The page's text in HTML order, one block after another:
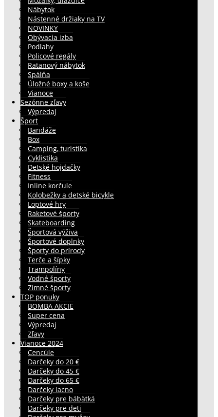
Nábytok
Nástenné držiaky na TV
NOVINKY
Obývacia izba
Podlahy
Policové regály
Ratanový nábytok
Spálňa
Úložné boxy a koše
Vianoce
Sezónne zľavy
Výpredaj
Šport
Bandáže
Box
Camping, turistika
Cyklistika
Detské hojdačky
Fitness
Inline korčule
Kolobežky a detské bicykle
Loptové hry
Raketové športy
Skateboarding
Športová výživa
Športové doplnky
Športy do prírody
Terče a šípky
Trampolíny
Vodné športy
Zimné športy
TOP ponuky
BOMBA AKCIE
Super cena
Výpredaj
Zľavy
Vianoce 2024
Cencúle
Darčeky do 20 €
Darčeky do 45 €
Darčeky do 65 €
Darčeky lacno
Darčeky pre bábätká
Darčeky pre deti